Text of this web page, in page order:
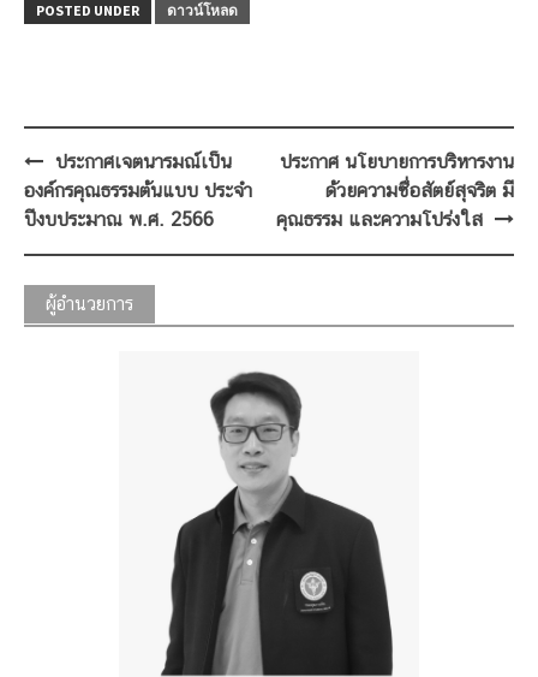
POSTED UNDER ดาวน์โหลด
Post
navigation
ประกาศเจตนารมณ์เป็น
องค์กรคุณธรรมต้นแบบ ประจำ
ปีงบประมาณ พ.ศ. 2566
ประกาศ นโยบายการบริหารงาน
ด้วยความซื่อสัตย์สุจริต มี
คุณธรรม และความโปร่งใส
ผู้อำนวยการ